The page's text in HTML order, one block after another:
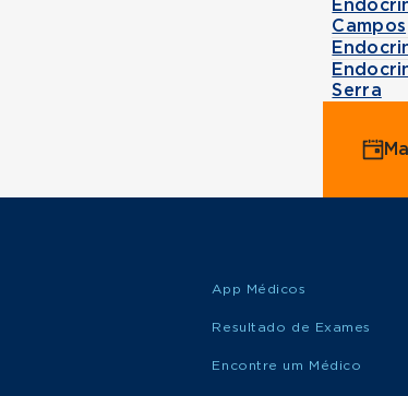
Campos
Serra
App Médicos
Resultado de Exames
Encontre um Médico